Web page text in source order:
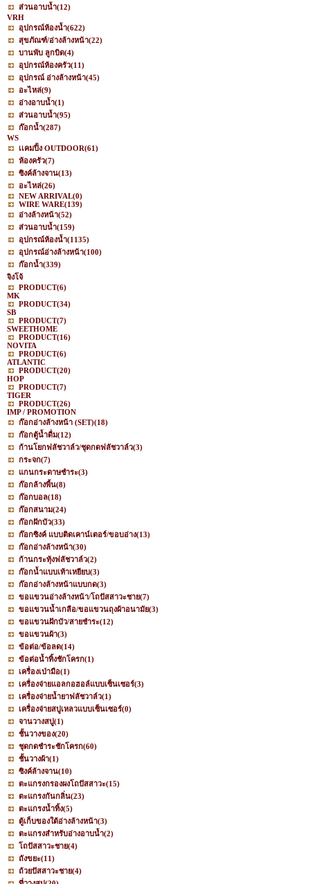
ส่วนอาบน้ำ(12)
VRH
อุปกรณ์ห้องน้ำ(622)
สุขภัณฑ์/อ่างล้างหน้า(22)
บานพับ ลูกบิด(4)
อุปกรณ์ห้องครัว(11)
อุปกรณ์ อ่างล้างหน้า(45)
อะไหล่(9)
อ่างอาบน้ำ(1)
ส่วนอาบน้ำ(95)
ก๊อกน้ำ(287)
WS
เเคมปิ้ง OUTDOOR(61)
ห้องครัว(7)
ซิงค์ล้างจาน(13)
อะไหล่(26)
NEW ARRIVAL(0)
WIRE WARE(139)
อ่างล้างหน้า(52)
ส่วนอาบน้ำ(159)
อุปกรณ์ห้องน้ำ(1135)
อุปกรณ์อ่างล้างหน้า(100)
ก๊อกน้ำ(339)
จิงโจ้
PRODUCT(6)
MK
PRODUCT(34)
SB
PRODUCT(7)
SWEETHOME
PRODUCT(16)
NOVITA
PRODUCT(6)
ATLANTIC
PRODUCT(20)
HOP
PRODUCT(7)
TIGER
PRODUCT(26)
IMP / PROMOTION
ก๊อกอ่างล้างหน้า (SET)(18)
ก๊อกตู้น้ำดื่ม(12)
ก้านโยกฟลัชวาล์ว/ชุดกดฟลัชวาล์ว(3)
กระจก(7)
แกนกระดาษชำระ(3)
ก๊อกล้างพื้น(8)
ก๊อกบอล(18)
ก๊อกสนาม(24)
ก๊อกฝักบัว(33)
ก๊อกซิงค์ แบบติดเคาน์เตอร์/ขอบอ่าง(13)
ก๊อกอ่างล้างหน้า(30)
ก้านกระทุ้งฟลัชวาล์ว(2)
ก๊อกน้ำแบบเท้าเหยียบ(3)
ก๊อกอ่างล้างหน้าแบบกด(3)
ขอแขวนอ่างล้างหน้า/โถปัสสาวะชาย(7)
ขอแขวนน้ำเกลือ/ขอแขวนถุงผ้าอนามัย(3)
ขอแขวนฝักบัว/สายชำระ(12)
ขอแขวนผ้า(3)
ข้อต่อ/ข้อลด(14)
ข้อต่อน้ำทิ้งชักโครก(1)
เครื่องเป่ามือ(1)
เครื่องจ่ายแอลกอฮอล์แบบเซ็นเซอร์(3)
เครื่องจ่ายน้ำยาฟลัชวาล์ว(1)
เครื่องจ่ายสบู่เหลวแบบเซ็นเซอร์(0)
จานวางสบู่(1)
ชั้นวางของ(20)
ชุดกดชำระชักโครก(60)
ชั้นวางผ้า(1)
ซิงค์ล้างจาน(10)
ตะแกรงกรองผงโถปัสสาวะ(15)
ตะแกรงกันกลิ่น(23)
ตะแกรงน้ำทิ้ง(5)
ตู้เก็บของใต้อ่างล้างหน้า(3)
ตะแกรงสำหรับอ่างอาบน้ำ(2)
โถปัสสาวะชาย(4)
ถังขยะ(11)
ถ้วยปัสสาวะชาย(4)